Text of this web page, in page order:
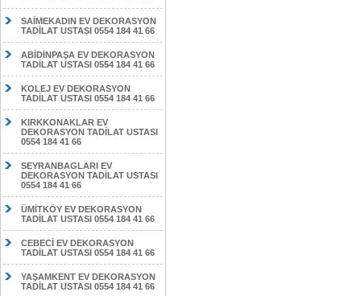
SAİMEKADIN EV DEKORASYON
TADİLAT USTASI 0554 184 41 66
ABİDİNPAŞA EV DEKORASYON
TADİLAT USTASI 0554 184 41 66
KOLEJ EV DEKORASYON
TADİLAT USTASI 0554 184 41 66
KIRKKONAKLAR EV
DEKORASYON TADİLAT USTASI
0554 184 41 66
SEYRANBAGLARI EV
DEKORASYON TADİLAT USTASI
0554 184 41 66
ÜMİTKÖY EV DEKORASYON
TADİLAT USTASI 0554 184 41 66
CEBECİ EV DEKORASYON
TADİLAT USTASI 0554 184 41 66
YAŞAMKENT EV DEKORASYON
TADİLAT USTASI 0554 184 41 66